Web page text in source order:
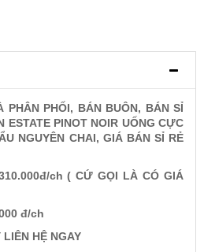
GIÁ CỰC RẺ
PHÂN PHỐI, BÁN BUÔN, BÁN SỈ
ESTATE PINOT NOIR UỐNG CỰC
NGUYÊN CHAI, GIÁ BÁN SỈ RẺ
ch ( CỨ GỌI LÀ CÓ GIÁ
đ/ch
HỆ NGAY